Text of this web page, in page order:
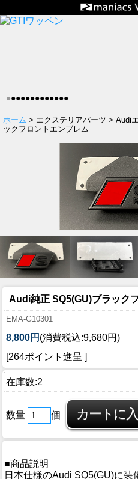
●●●●●●●●●●●●●
ホーム > エクステリアパーツ > Audi
ックフロントエンブレム
Audi純正 SQ5(GU)ブラック
EMA-G10301
8,800円 (消費税込:9,680円)
[264ポイント進呈 ]
在庫数:2
数量 個
■商品説明
日本仕様のAudi SQ5(GU)に